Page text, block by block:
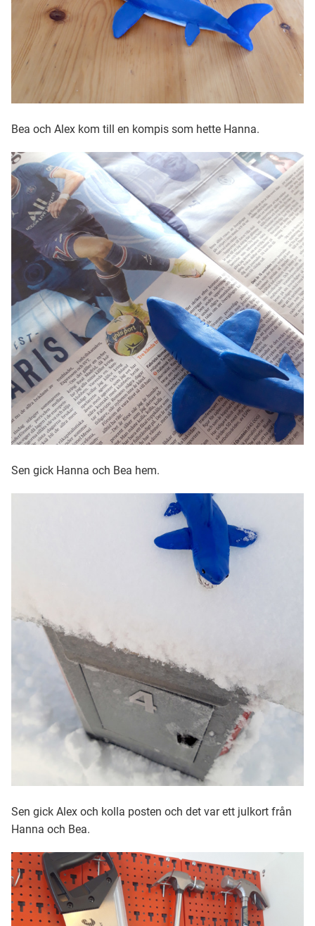
Bea och Alex kom till en kompis som hette Hanna.
Sen gick Hanna och Bea hem.
Sen gick Alex och kolla posten och det var ett julkort från
Hanna och Bea.